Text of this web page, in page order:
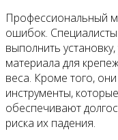
Профессиональный
ошибок.
выполнить
материала для
веса. Кроме того,
инструменты,
обеспечивают
риска их падения.